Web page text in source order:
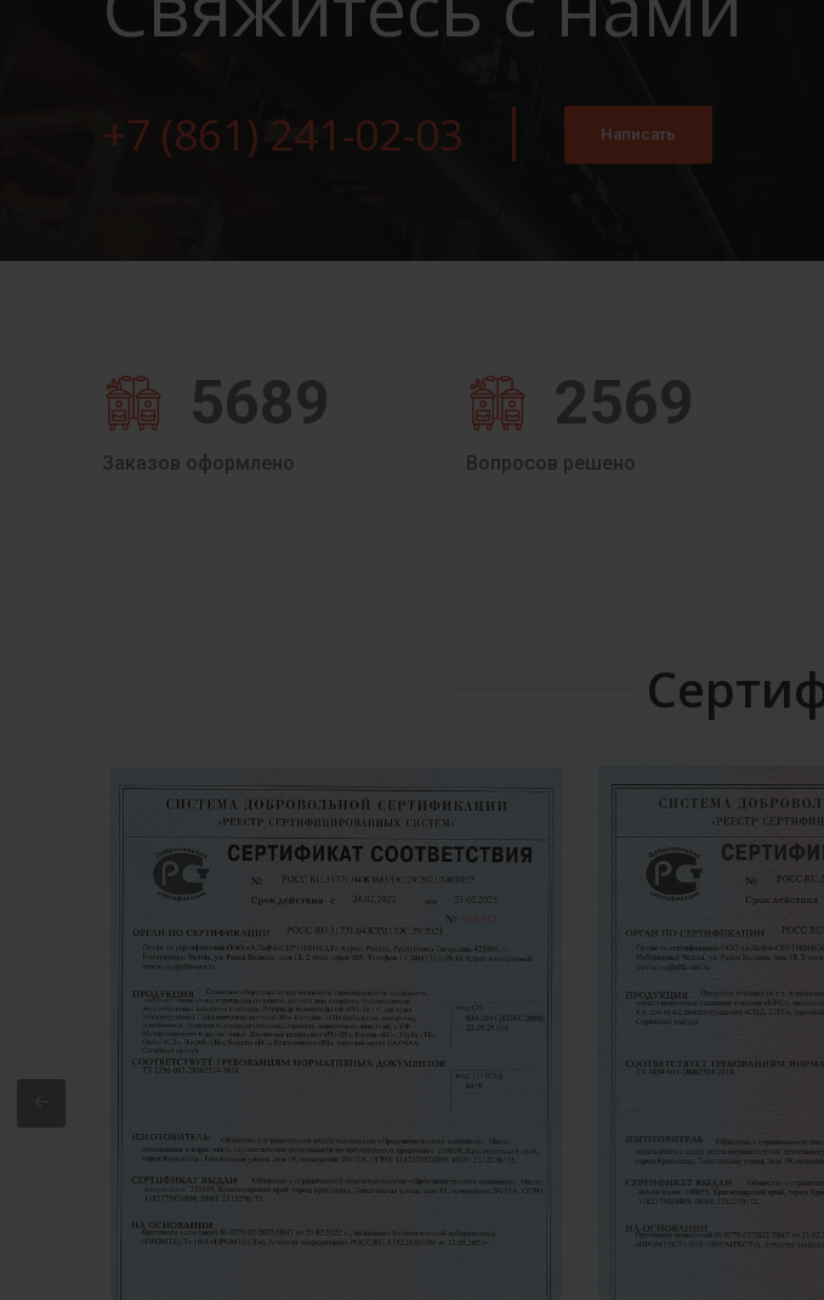
+7 (861) 241-02-03 Написать
5689
Заказов оформлено
2569
Вопросов решено